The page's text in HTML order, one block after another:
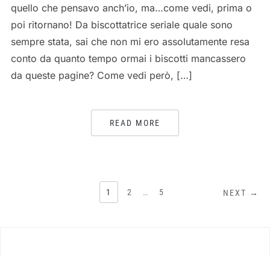
quello che pensavo anch’io, ma…come vedi, prima o
poi ritornano! Da biscottatrice seriale quale sono
sempre stata, sai che non mi ero assolutamente resa
conto da quanto tempo ormai i biscotti mancassero
da queste pagine? Come vedi però, […]
READ MORE
NAVIGAZIONE1 2 … 5 NEXT →